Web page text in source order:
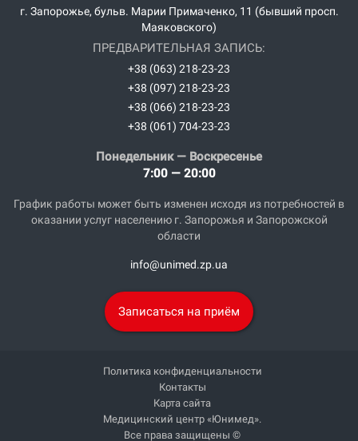
Понедельник — Воскресенье
7:00 — 20:00
График работы может быть изменен исходя из потребностей в
оказании услуг населению г. Запорожья и Запорожской
области
info@unimed.zp.ua
Записаться на приём
г. Запорожье, бульв. Марии Примаченко, 11 (бывший просп.
Маяковского)
ПРЕДВАРИТЕЛЬНАЯ ЗАПИСЬ:
+38 (063) 218-23-23
+38 (097) 218-23-23
+38 (066) 218-23-23
+38 (061) 704-23-23
Политика конфиденциальности
Контакты
Карта сайта
Медицинский центр «Юнимед».
Все права защищены ©